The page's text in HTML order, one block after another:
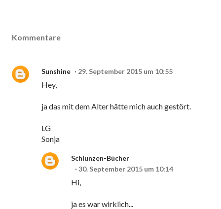
Kommentare
Sunshine 29. September 2015 um 10:55
Hey,
ja das mit dem Alter hätte mich auch gestört.
LG
Sonja
Schlunzen-Bücher
30. September 2015 um 10:14
Hi,
ja es war wirklich...